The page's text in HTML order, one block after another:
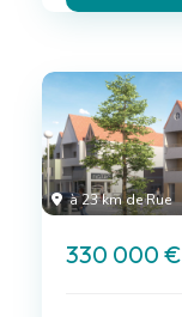
à 23 km de Rue
330 000 €